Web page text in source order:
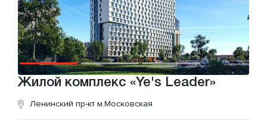
Жилой комплекс «Ye's Leader»
Ленинский пр-кт м.Московская